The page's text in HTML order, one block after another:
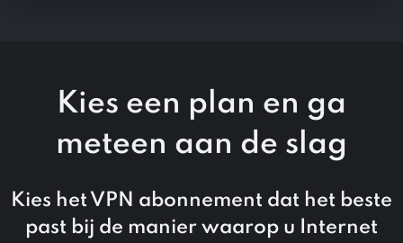
Kies een plan en ga
meteen aan de slag
Kies het VPN abonnement dat het beste
past bij de manier waarop u Internet